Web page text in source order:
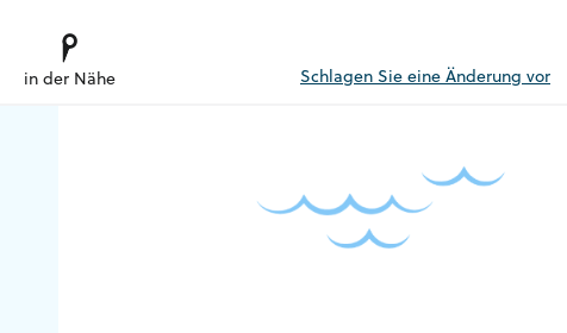
in der Nähe Schlagen Sie eine Änderung vor